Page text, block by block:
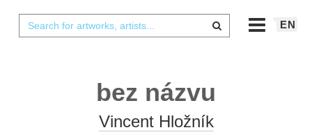
EN
bez názvu
Vincent Hložník